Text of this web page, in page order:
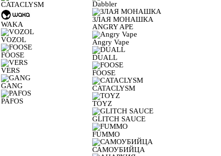
CATACLYSM
WAKA
VOZOL
FOOSE
VERS
GANG
PAFOS
Dabbler
ЗЛАЯ МОНАШКА
ANGRY APE
Angry Vape
DUALL
FOOSE
CATACLYSM
TOYZ
GLITCH SAUCE
FUMMO
САМОУБИЙЦА